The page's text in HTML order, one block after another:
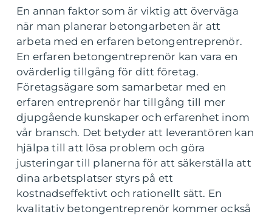
En annan faktor som är viktig att överväga
när man planerar betongarbeten är att
arbeta med en erfaren betongentreprenör.
En erfaren betongentreprenör kan vara en
ovärderlig tillgång för ditt företag.
Företagsägare som samarbetar med en
erfaren entreprenör har tillgång till mer
djupgående kunskaper och erfarenhet inom
vår bransch. Det betyder att leverantören kan
hjälpa till att lösa problem och göra
justeringar till planerna för att säkerställa att
dina arbetsplatser styrs på ett
kostnadseffektivt och rationellt sätt. En
kvalitativ betongentreprenör kommer också